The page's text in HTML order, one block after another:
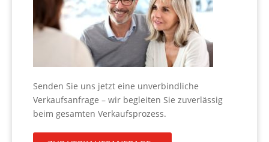
Senden Sie uns jetzt eine unverbindliche
Verkaufsanfrage – wir begleiten Sie zuverlässig
beim gesamten Verkaufsprozess.